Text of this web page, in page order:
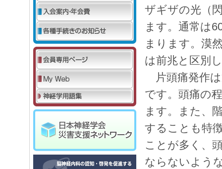
ザギザの光（
ます。通常は
まります。漠
は前兆と区別
片頭痛発作は
です。頭痛の
ます。また、
することも特
ことが多く、
ならないよう